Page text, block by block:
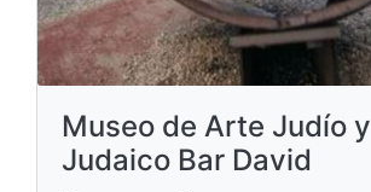
Museo de Arte Judío y
Judaico Bar David